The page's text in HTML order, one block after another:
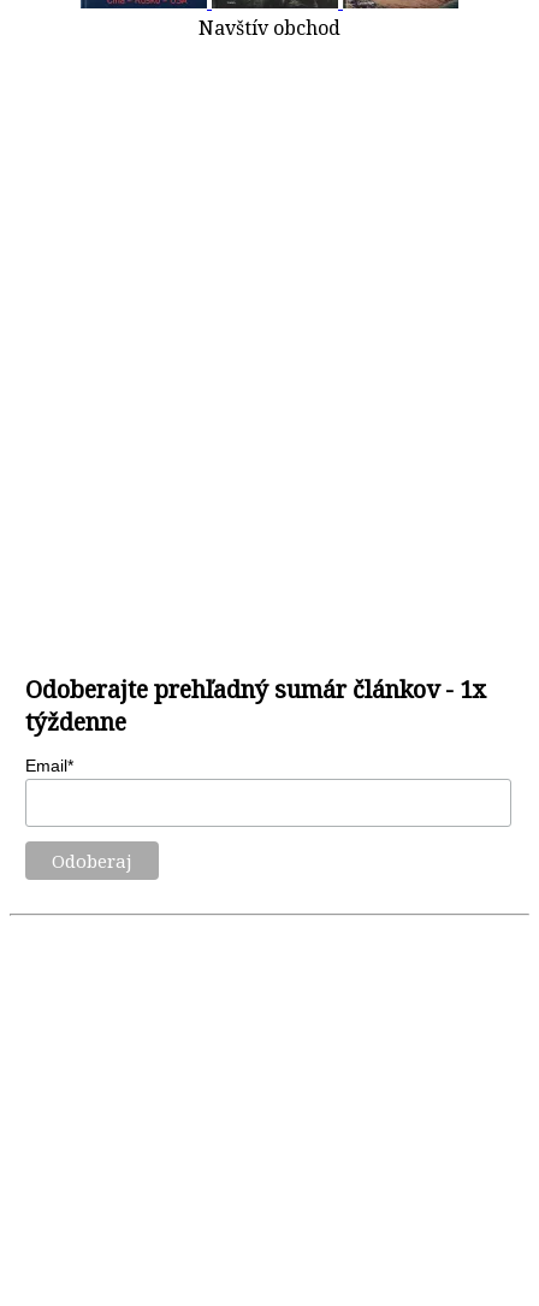
Navštív obchod
Odoberajte prehľadný sumár článkov - 1x
týždenne
Email*